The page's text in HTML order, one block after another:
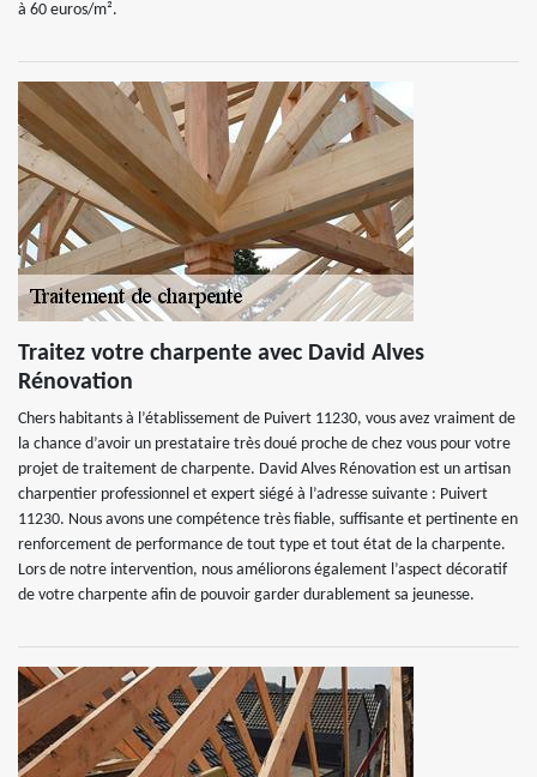
à 60 euros/m².
Traitez votre charpente avec David Alves
Rénovation
Chers habitants à l’établissement de Puivert 11230, vous avez vraiment de
la chance d’avoir un prestataire très doué proche de chez vous pour votre
projet de traitement de charpente. David Alves Rénovation est un artisan
charpentier professionnel et expert siégé à l’adresse suivante : Puivert
11230. Nous avons une compétence très fiable, suffisante et pertinente en
renforcement de performance de tout type et tout état de la charpente.
Lors de notre intervention, nous améliorons également l’aspect décoratif
de votre charpente afin de pouvoir garder durablement sa jeunesse.